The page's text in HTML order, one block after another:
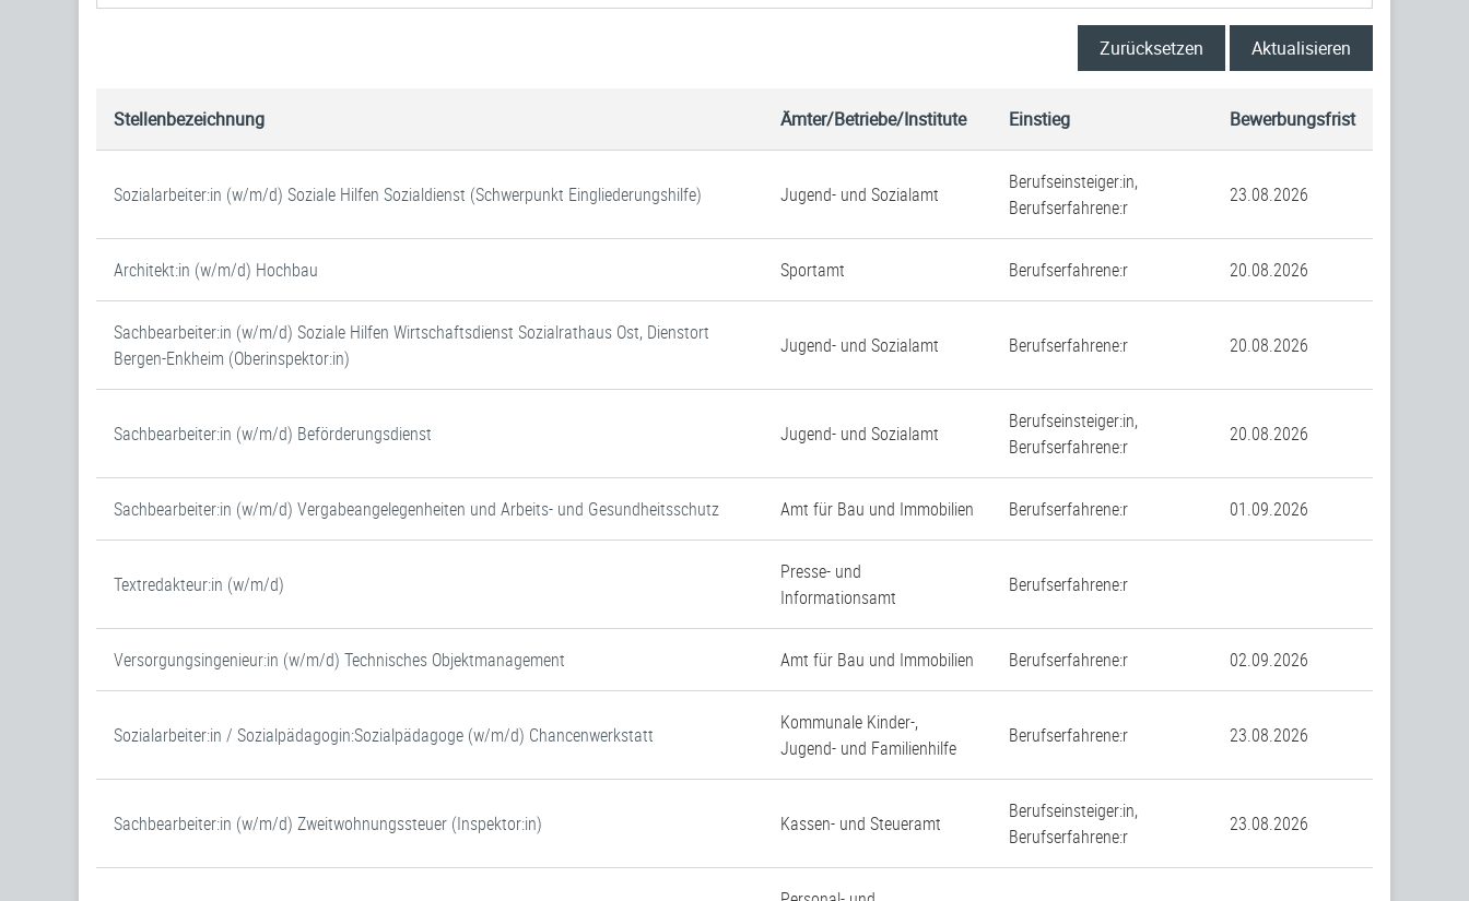
Zurücksetzen Aktualisieren
Stellenbezeichnung Ämter/Betriebe/Institute Einstieg Bewerbungsfrist
Sozialarbeiter:in (w/m/d) Soziale Hilfen Sozialdienst (Schwerpunkt Eingliederungshilfe) Jugend- und Sozialamt
Berufseinsteiger:in,
Berufserfahrene:r
23.08.2026
Architekt:in (w/m/d) Hochbau Sportamt Berufserfahrene:r 20.08.2026
Sachbearbeiter:in (w/m/d) Soziale Hilfen Wirtschaftsdienst Sozialrathaus Ost, Dienstort
Bergen-Enkheim (Oberinspektor:in)
Jugend- und Sozialamt Berufserfahrene:r 20.08.2026
Sachbearbeiter:in (w/m/d) Beförderungsdienst Jugend- und Sozialamt
Berufseinsteiger:in,
Berufserfahrene:r
20.08.2026
Sachbearbeiter:in (w/m/d) Vergabeangelegenheiten und Arbeits- und Gesundheitsschutz Amt für Bau und Immobilien Berufserfahrene:r 01.09.2026
Textredakteur:in (w/m/d)
Presse- und
Informationsamt
Berufserfahrene:r
Versorgungsingenieur:in (w/m/d) Technisches Objektmanagement Amt für Bau und Immobilien Berufserfahrene:r 02.09.2026
Sozialarbeiter:in / Sozialpädagogin:Sozialpädagoge (w/m/d) Chancenwerkstatt
Kommunale Kinder-,
Jugend- und Familienhilfe
Berufserfahrene:r 23.08.2026
Sachbearbeiter:in (w/m/d) Zweitwohnungssteuer (Inspektor:in) Kassen- und Steueramt
Berufseinsteiger:in,
Berufserfahrene:r
23.08.2026